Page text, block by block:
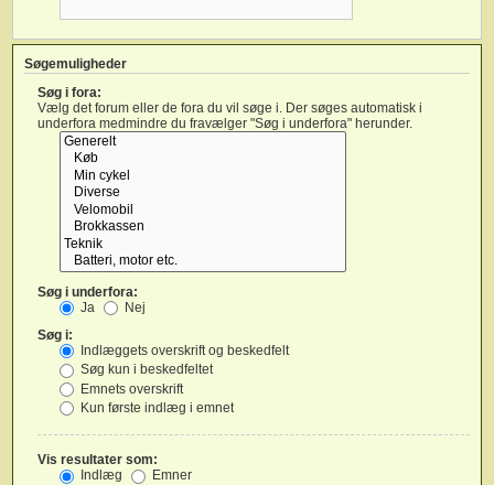
Søgemuligheder
Søg i fora:
Vælg det forum eller de fora du vil søge i. Der søges automatisk i
underfora medmindre du fravælger "Søg i underfora" herunder.
Søg i underfora:
Ja
Nej
Søg i:
Indlæggets overskrift og beskedfelt
Søg kun i beskedfeltet
Emnets overskrift
Kun første indlæg i emnet
Vis resultater som:
Indlæg
Emner